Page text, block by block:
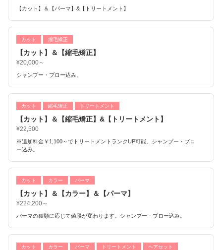
【カット】＆【パーマ】&【トリートメント】
カット 縮毛矯正
【カット】＆【縮毛矯正】
¥20,000～
シャンプー・ブロー込み。
カット 縮毛矯正 トリートメント
【カット】＆【縮毛矯正】&【トリートメント】
¥22,500
※追加料金￥1,100～でトリートメントランクUP可能。シャンプー・ブロ
ー込み。
カット カラー パーマ
【カット】＆【カラー】＆【パーマ】
¥224,200～
パーマの種類に応じて値段が変わります。シャンプー・ブロー込み。
カット カラー パーマ トリートメント ヘアセット